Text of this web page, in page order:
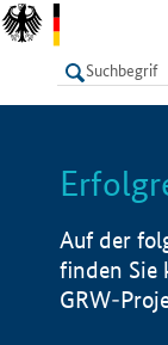
LISTE
Auf der
finden Sie
GRW-